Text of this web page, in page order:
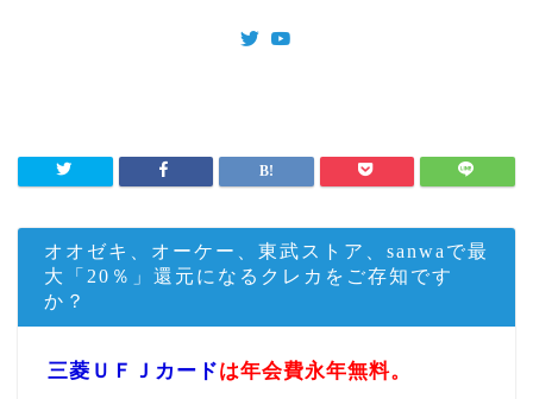
オオゼキ、オーケー、東武ストア、sanwaで最
大「20％」還元になるクレカをご存知です
か？
三菱ＵＦＪカードは年会費永年無料。